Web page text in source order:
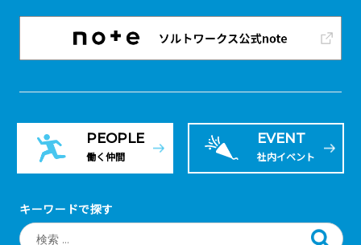
PEOPLE
働く仲間
EVENT
社内イベント
キーワードで探す